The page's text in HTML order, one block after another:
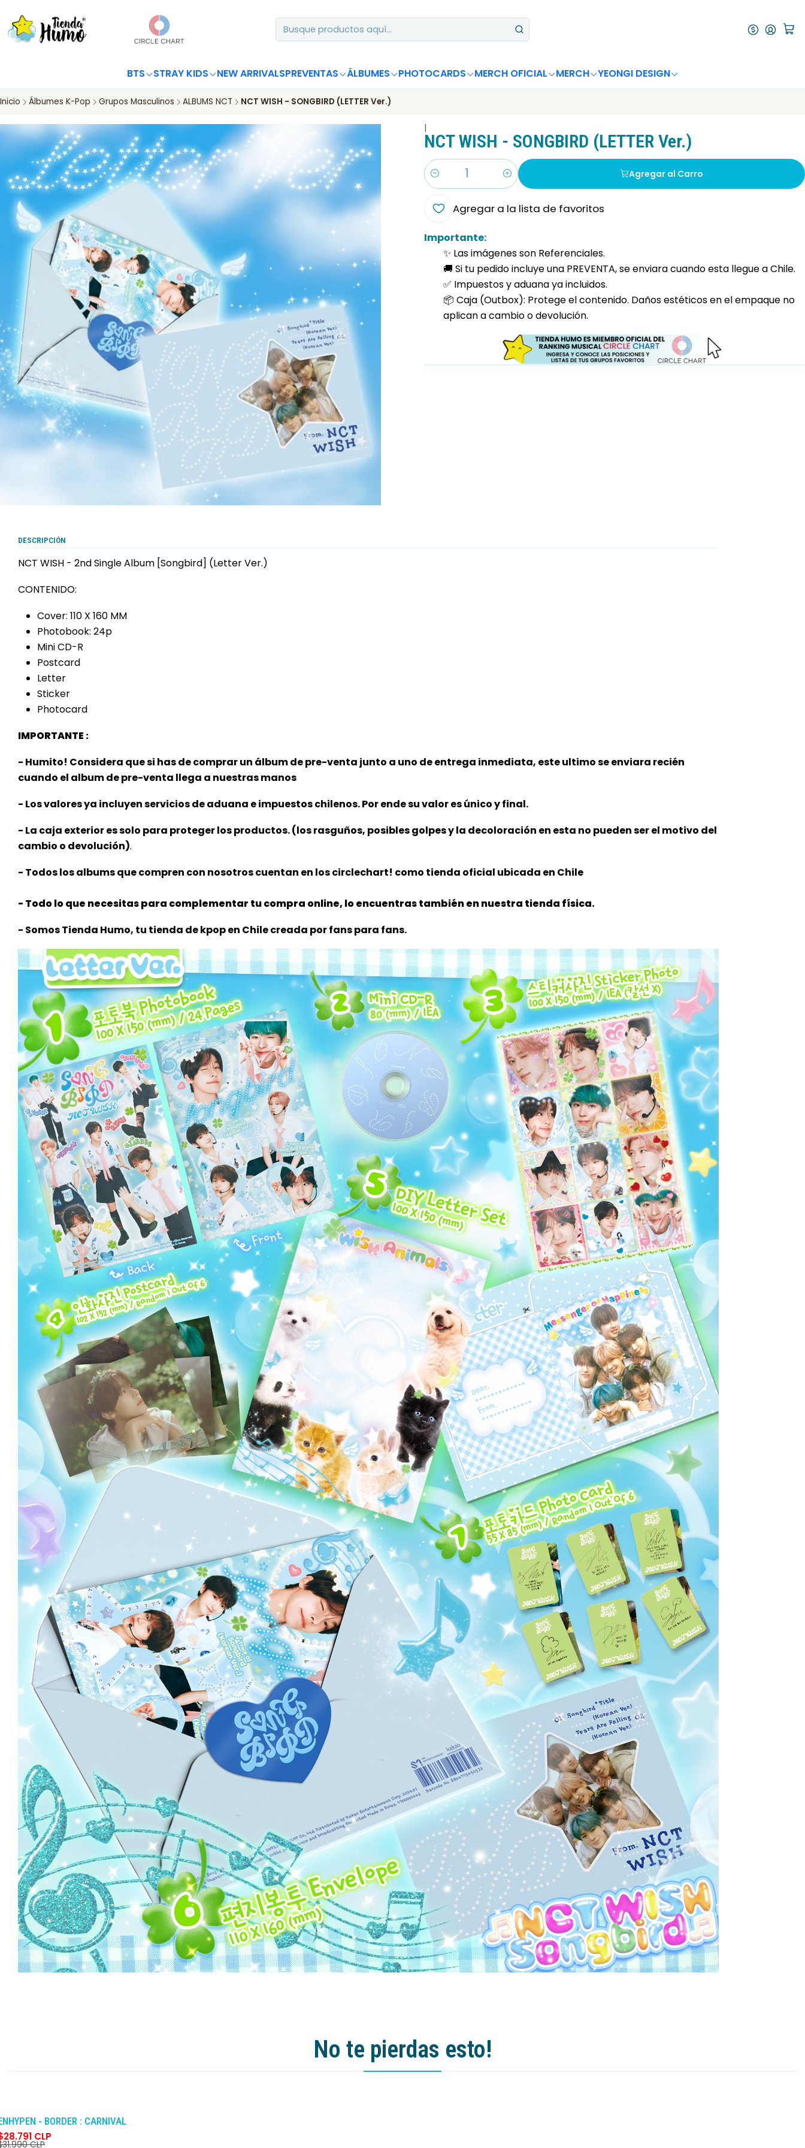
BTS STRAY KIDS NEW ARRIVALSPREVENTAS ÁLBUMES PHOTOCARDS MERCH OFICIAL MERCH YEONGI DESIGN
Inicio Álbumes K-Pop Grupos Masculinos ALBUMS NCT NCT WISH - SONGBIRD (LETTER Ver.)
|
NCT WISH - SONGBIRD (LETTER Ver.)
Cantidad
Agregar al Carro
Agregar a la lista de favoritos
Importante:
✨ Las imágenes son Referenciales.
🚚 Si tu pedido incluye una PREVENTA, se enviara cuando esta llegue a Chile.
✅ Impuestos y aduana ya incluidos.
📦 Caja (Outbox): Protege el contenido. Daños estéticos en el empaque no
aplican a cambio o devolución.
DESCRIPCIÓN
NCT WISH - 2nd Single Album [Songbird] (Letter Ver.)
CONTENIDO:
Cover: 110 X 160 MM
Photobook: 24p
Mini CD-R
Postcard
Letter
Sticker
Photocard
IMPORTANTE :
- Humito! Considera que si has de comprar un álbum de pre-venta junto a uno de entrega inmediata, esteultimo se enviara recién
cuando el album de pre-venta llega a nuestras manos
- Los valores ya incluyen servicios de aduana e impuestos chilenos. Por ende su valor es único y final.
- La caja exterior es solo para proteger los productos. (los rasguños, posibles golpes y la decoloración en esta no pueden ser el motivo del
cambio o devolución).
- Todos los albums que compren con nosotros cuentan en los circlechart! como tienda oficial ubicada en Chile
- Todo lo que necesitas para complementar tu compra online, lo encuentras también en nuestra tienda física.
- Somos Tienda Humo, tu tienda de kpop en Chile creada por fans para fans.
No te pierdas esto!
- BORDER : CARNIVAL
CLP
CLP